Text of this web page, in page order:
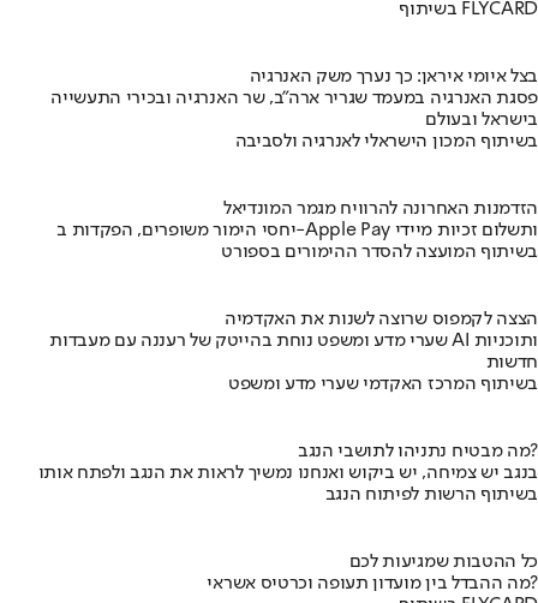
בשיתוף FLYCARD
בצל איומי איראן: כך נערך משק האנרגיה
פסגת האנרגיה במעמד שגריר ארה"ב, שר האנרגיה ובכירי התעשייה
בישראל ובעולם
בשיתוף המכון הישראלי לאנרגיה ולסביבה
הזדמנות האחרונה להרוויח מגמר המונדיאל
יחסי הימור משופרים, הפקדות ב-Apple Pay ותשלום זכיות מיידי
בשיתוף המועצה להסדר ההימורים בספורט
הצצה לקמפוס שרוצה לשנות את האקדמיה
שערי מדע ומשפט נוחת בהייטק של רעננה עם מעבדות AI ותוכניות
חדשות
בשיתוף המרכז האקדמי שערי מדע ומשפט
מה מבטיח נתניהו לתושבי הנגב?
בנגב יש צמיחה, יש ביקוש ואנחנו נמשיך לראות את הנגב ולפתח אותו
בשיתוף הרשות לפיתוח הנגב
כל ההטבות שמגיעות לכם
מה ההבדל בין מועדון תעופה וכרטיס אשראי?